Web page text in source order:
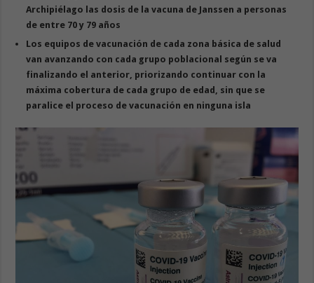
Archipiélago las dosis de la vacuna de Janssen a personas
de entre 70 y 79 años
Los equipos de vacunación de cada zona básica de salud
van avanzando con cada grupo poblacional según se va
finalizando el anterior, priorizando continuar con la
máxima cobertura de cada grupo de edad, sin que se
paralice el proceso de vacunación en ninguna isla